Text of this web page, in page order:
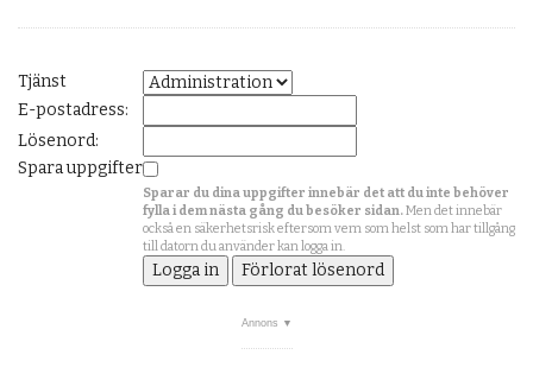
Tjänst
E-postadress:
Lösenord:
Spara uppgifter
Sparar du dina uppgifter innebär det att du inte behöver
fylla i dem nästa gång du besöker sidan.Men det innebär
också en säkerhetsrisk eftersom vem som helst som har tillgång
till datorn du använder kan logga in.